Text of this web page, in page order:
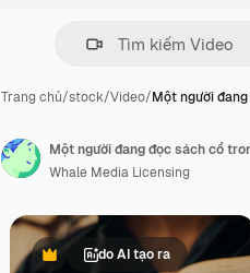
Trang chủ/stock/Video/Một người
Phần thưởngdo AI tạo ra
Một người đang đọc sách cổ
Whale Media Licensing